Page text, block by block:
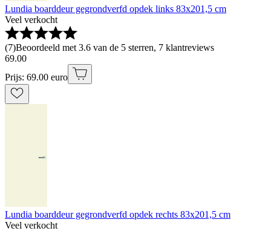
Lundia boarddeur gegrondverfd opdek links 83x201,5 cm
Veel verkocht
(7)Beoordeeld met 3.6 van de 5 sterren, 7 klantreviews
69.00
Prijs: 69.00 euro
Lundia boarddeur gegrondverfd opdek rechts 83x201,5 cm
Veel verkocht